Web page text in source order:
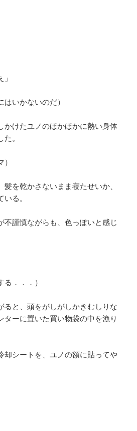
はいかないのだ）
かけたユノのほかほかに熱い身体
。
を乾かさないまま寝たせいか、
る。
不謹慎ながらも、色っぽいと感じ
．．．）
ると、頭をがしがしかきむしりな
ターに置いた買い物袋の中を漁り
却シートを、ユノの額に貼ってや